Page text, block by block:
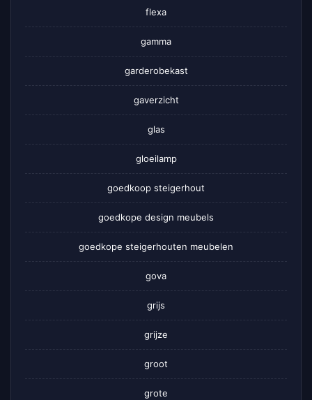
flexa
gamma
garderobekast
gaverzicht
glas
gloeilamp
goedkoop steigerhout
goedkope design meubels
goedkope steigerhouten meubelen
gova
grijs
grijze
groot
grote